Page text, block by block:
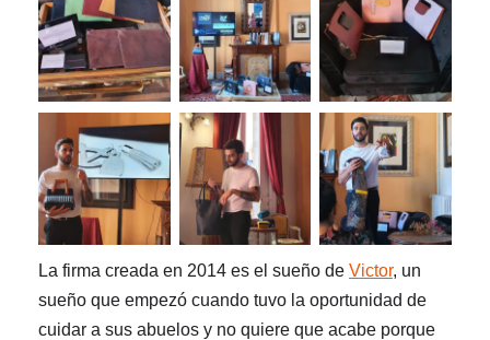
La firma creada en 2014 es el sueño de Victor, un
sueño que empezó cuando tuvo la oportunidad de
cuidar a sus abuelos y no quiere que acabe porque